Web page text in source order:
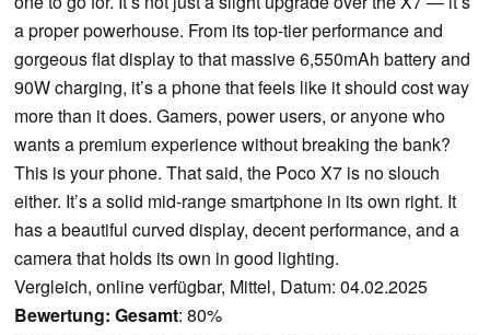
a proper powerhouse. From its top-tier performance and
gorgeous flat display to that massive 6,550mAh battery and
90W charging, it’s a phone that feels like it should cost way
more than it does. Gamers, power users, or anyone who
wants a premium experience without breaking the bank?
This is your phone. That said, the Poco X7 is no slouch
either. It’s a solid mid-range smartphone in its own right. It
has a beautiful curved display, decent performance, and a
camera that holds its own in good lighting.
Vergleich, online verfügbar, Mittel, Datum: 04.02.2025
Bewertung: Gesamt: 80%